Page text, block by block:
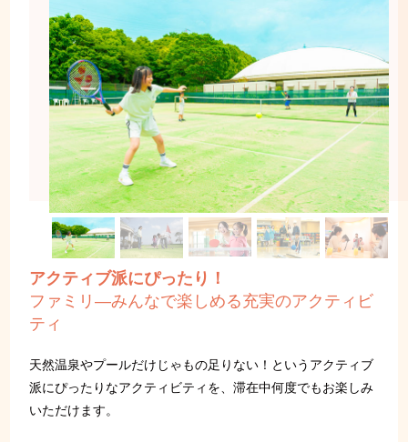
アクティブ派にぴったり！
ファミリ―みんなで楽しめる充実のアクティビ
ティ
天然温泉やプールだけじゃもの足りない！というアクティブ
派にぴったりなアクティビティを、滞在中何度でもお楽しみ
いただけます。